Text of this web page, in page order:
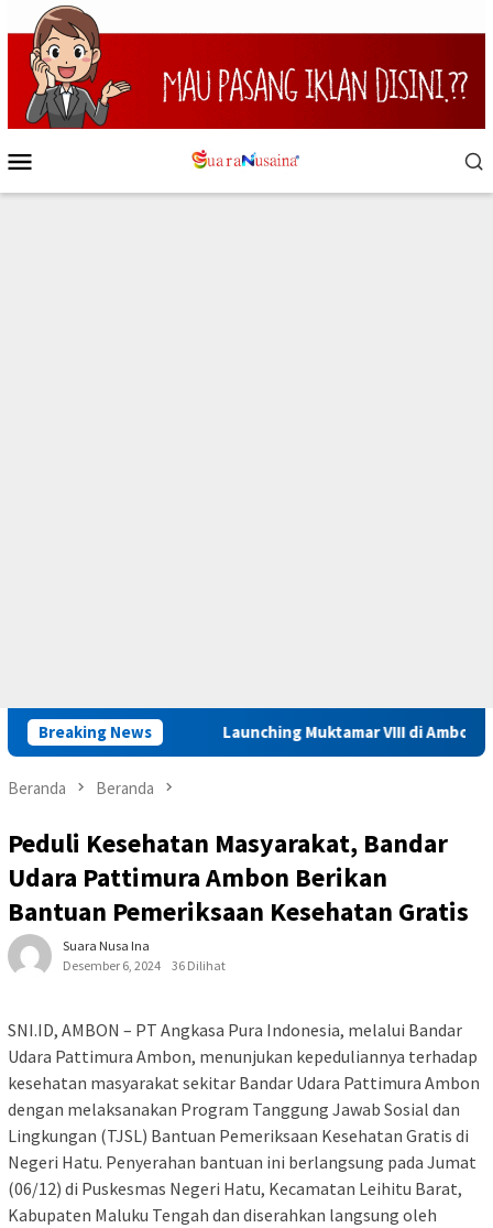
Loncat
ke
konten
Mobile
Breaking News
Amdal Launching Muktamar VIII di Ambon, ICMI
Beranda Beranda
Peduli Kesehatan Masyarakat, Bandar
Udara Pattimura Ambon Berikan
Bantuan Pemeriksaan Kesehatan Gratis
Suara Nusa Ina
Desember 6, 2024
36 Dilihat
SNI.ID, AMBON – PT Angkasa Pura Indonesia, melalui Bandar
Udara Pattimura Ambon, menunjukan kepeduliannya terhadap
kesehatan masyarakat sekitar Bandar Udara Pattimura Ambon
dengan melaksanakan Program Tanggung Jawab Sosial dan
Lingkungan (TJSL) Bantuan Pemeriksaan Kesehatan Gratis di
Negeri Hatu. Penyerahan bantuan ini berlangsung pada Jumat
(06/12) di Puskesmas Negeri Hatu, Kecamatan Leihitu Barat,
Kabupaten Maluku Tengah dan diserahkan langsung oleh